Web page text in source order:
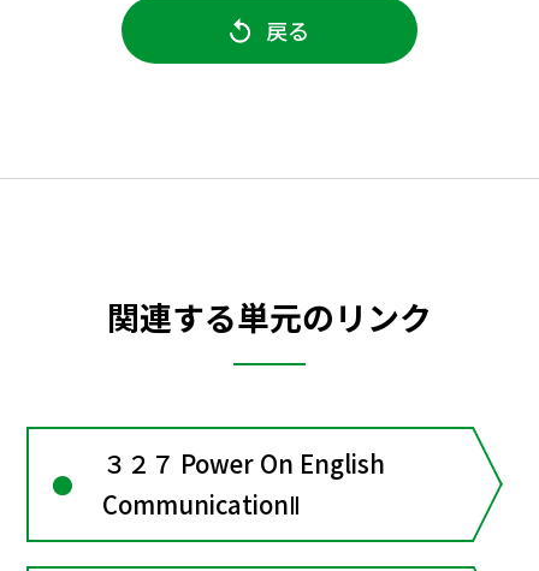
戻る
関連する単元のリンク
３２７ Power On English
CommunicationⅡ